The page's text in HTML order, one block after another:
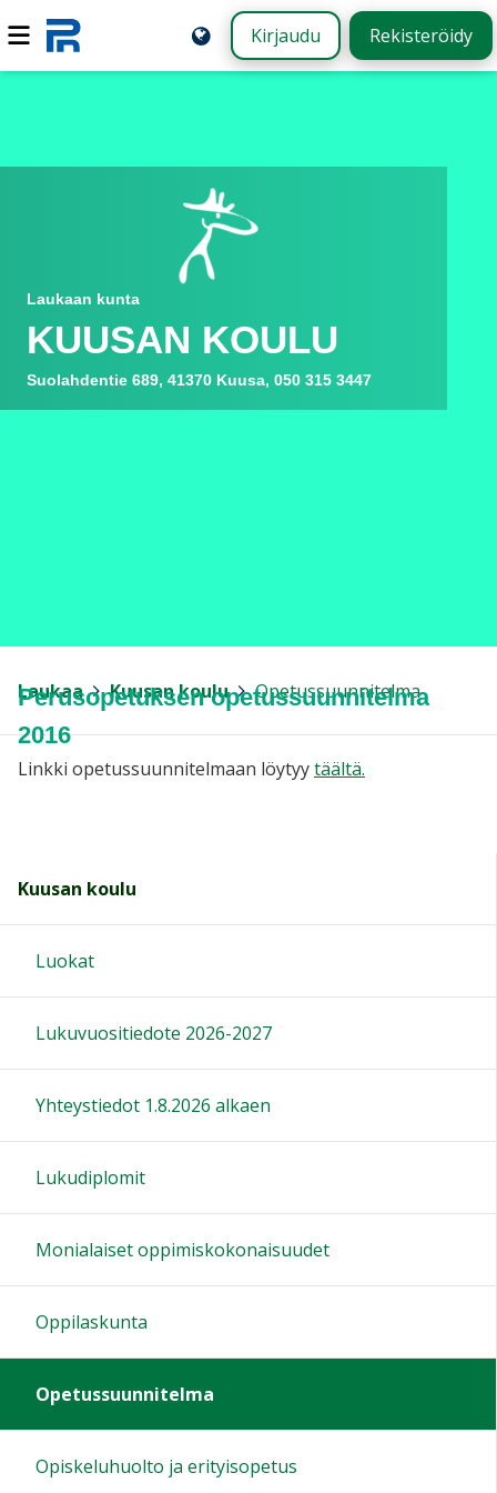
Kirjaudu Rekisteröidy
Laukaan kunta
KUUSAN KOULU
Suolahdentie 689, 41370 Kuusa, 050 315 3447
Laukaa> Kuusan koulu> Opetussuunnitelma
Perusopetuksen opetussuunnitelma
2016
Linkki opetussuunnitelmaan löytyytäältä.
Kuusan koulu
Luokat
Lukuvuositiedote 2026-2027
Yhteystiedot 1.8.2026 alkaen
Lukudiplomit
Monialaiset oppimiskokonaisuudet
Oppilaskunta
Opetussuunnitelma
Opiskeluhuolto ja erityisopetus